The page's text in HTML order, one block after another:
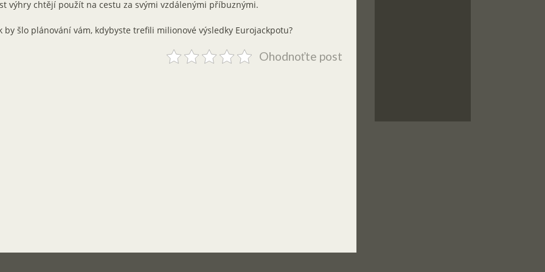
výhry chtějí použít na cestu za svými vzdálenými příbuznými.
by šlo plánování vám, kdybyste trefili milionové výsledky Eurojackpotu?
Ohodnoťte post